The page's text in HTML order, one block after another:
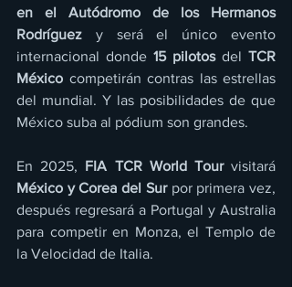
en el Autódromo de los Hermanos
Rodríguez y será el único evento
internacional donde 15 pilotos del TCR
México competirán contras las estrellas
del mundial. Y las posibilidades de que
México suba al pódium son grandes.
En 2025, FIA TCR World Tour
México y Corea del Sur por primera vez,
después regresará a Portugal y Australia
para competir en Monza, el Templo de
la Velocidad de Italia.